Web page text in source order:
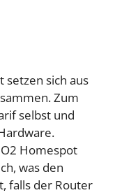
setzen sich aus
Zum
selbst und
Homespot
was den
falls der Router